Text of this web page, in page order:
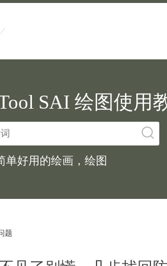
/
SAI 绘图使用
单好用的绘画，绘图
题